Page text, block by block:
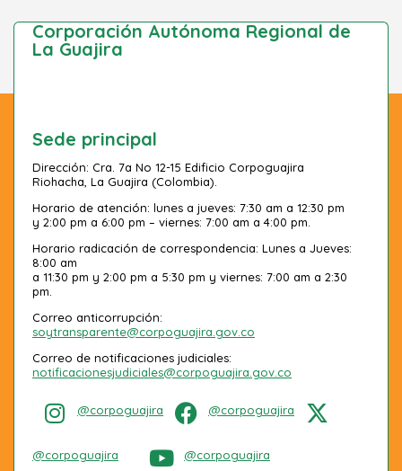
Corporación Autónoma Regional de
La Guajira
Sede principal
Dirección: Cra. 7a No 12-15 Edificio Corpoguajira
Riohacha, La Guajira (Colombia).
Horario de atención: lunes a jueves: 7:30 am a 12:30 pm
y 2:00 pm a 6:00 pm – viernes: 7:00 am a 4:00 pm.
Horario radicación de correspondencia: Lunes a Jueves:
8:00 am
a 11:30 pm y 2:00 pm a 5:30 pm y viernes: 7:00 am a 2:30
pm.
Correo anticorrupción:
soytransparente@corpoguajira.gov.co
Correo de notificaciones judiciales:
notificacionesjudiciales@corpoguajira.gov.co
@corpoguajira @corpoguajira
@corpoguajira @corpoguajira